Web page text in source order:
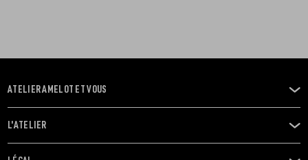
OUVRIR
LE
MENU
ATELIER AMELOT ET VOUS
OUVRIR
LE
L'ATELIER